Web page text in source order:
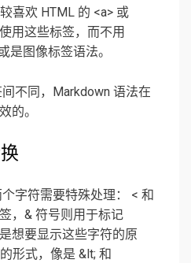
喜欢 HTML 的 <a> 或
用这些标签，而不用
是图像标签语法。
不同，Markdown 语法在
的。
字符需要特殊处理： < 和
，& 符号则用于标记
想要显示这些字符的原
形式，像是 &lt; 和